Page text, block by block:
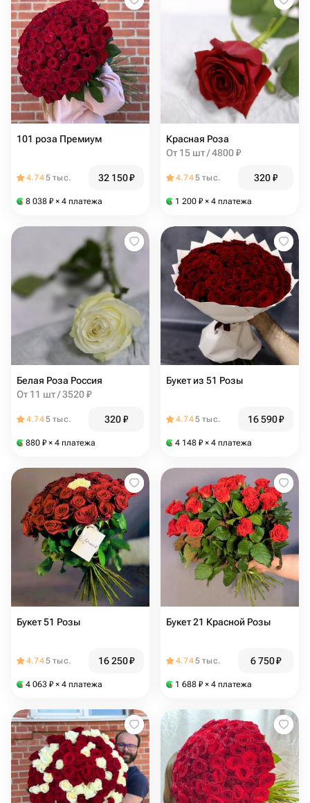
101 роза Премиум
4.745 тыс. 32 150₽
8 038 ₽ × 4 платежа
Красная Роза
От 15 шт / 4800 ₽
4.745 тыс. 320₽
1 200 ₽ × 4 платежа
Белая Роза Россия
От 11 шт / 3520 ₽
4.745 тыс. 320₽
880 ₽ × 4 платежа
Букет из 51 Розы
4.745 тыс. 16 590₽
4 148 ₽ × 4 платежа
Букет 51 Розы
4.745 тыс. 16 250₽
4 063 ₽ × 4 платежа
Букет 21 Красной Розы
4.745 тыс. 6 750₽
1 688 ₽ × 4 платежа